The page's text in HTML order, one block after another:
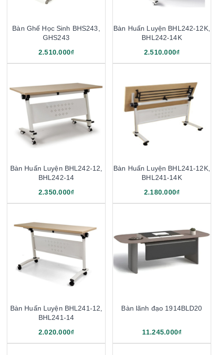
Bàn Ghế Học Sinh BHS243,
GHS243
2.510.000₫
Bàn Huấn Luyện BHL242-12K,
BHL242-14K
2.510.000₫
Bàn Huấn Luyện BHL242-12,
BHL242-14
2.350.000₫
Bàn Huấn Luyện BHL241-12K,
BHL241-14K
2.180.000₫
Bàn Huấn Luyện BHL241-12,
BHL241-14
2.020.000₫
Bàn lãnh đạo 1914BLD20
11.245.000₫